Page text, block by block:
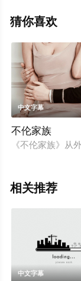
克里斯·佩尔费蒂
高清无删减完
息可移步至豆瓣
猜你喜欢
中文字幕
不伦家族
《不伦家族》从
相关推荐
中文字幕